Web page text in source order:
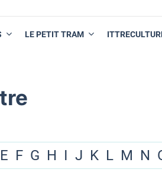
LE PETIT TRAM
E F G H I J K L M N